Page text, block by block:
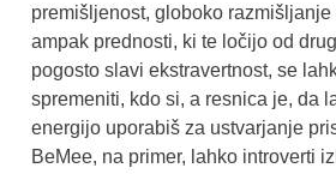
premišljenost, globoko razmišljanje
ampak prednosti, ki te ločijo od
pogosto slavi ekstravertnost, se
spremeniti, kdo si, a resnica je, da
energijo uporabiš za ustvarjanje
BeMee, na primer, lahko introverti